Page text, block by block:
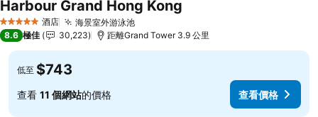
5 星級 酒店 海景室外游泳池
Harbour Grand Hong Kong
8.6 極佳 30,223 距離Grand Tower 3.9 公里
低至 $743
查看 11 個網站的價格 查看價格